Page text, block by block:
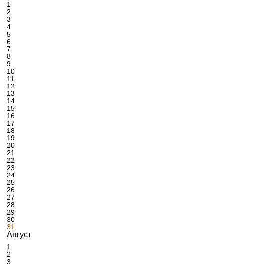
1
2
3
4
5
6
7
8
9
10
11
12
13
14
15
16
17
18
19
20
21
22
23
24
25
26
27
28
29
30
31
Август
1
2
3